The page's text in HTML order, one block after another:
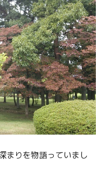
まりを物語っていまし